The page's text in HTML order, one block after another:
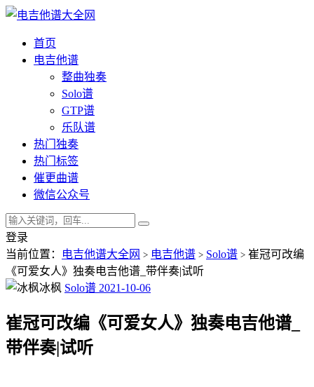
首页
电吉他谱
整曲独奏
Solo谱
GTP谱
乐队谱
热门独奏
热门标签
催更曲谱
微信公众号
登录
当前位置：
电吉他谱大全网 > 电吉他谱 > Solo谱 > 崔冠可改编
《可爱女人》独奏电吉他谱_带伴奏|试听
冰枫 Solo谱 2021-10-06
崔冠可改编《可爱女人》独奏电吉他谱_
带伴奏|试听